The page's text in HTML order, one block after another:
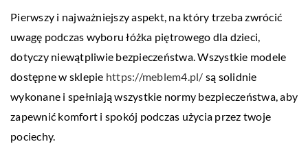
Pierwszy i najważniejszy aspekt, na który trzeba zwrócić
uwagę podczas wyboru łóżka piętrowego dla dzieci,
dotyczy niewątpliwie bezpieczeństwa. Wszystkie modele
dostępne w sklepie https://meblem4.pl/ są solidnie
wykonane i spełniają wszystkie normy bezpieczeństwa, aby
zapewnić komfort i spokój podczas użycia przez twoje
pociechy.